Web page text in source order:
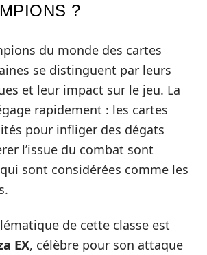
?
du monde des cartes
se distinguent par leurs
et leur impact sur le jeu. La
rapidement : les cartes
pour infliger des dégats
l’issue du combat sont
sont considérées comme les
de cette classe est
EX, célèbre pour son attaque